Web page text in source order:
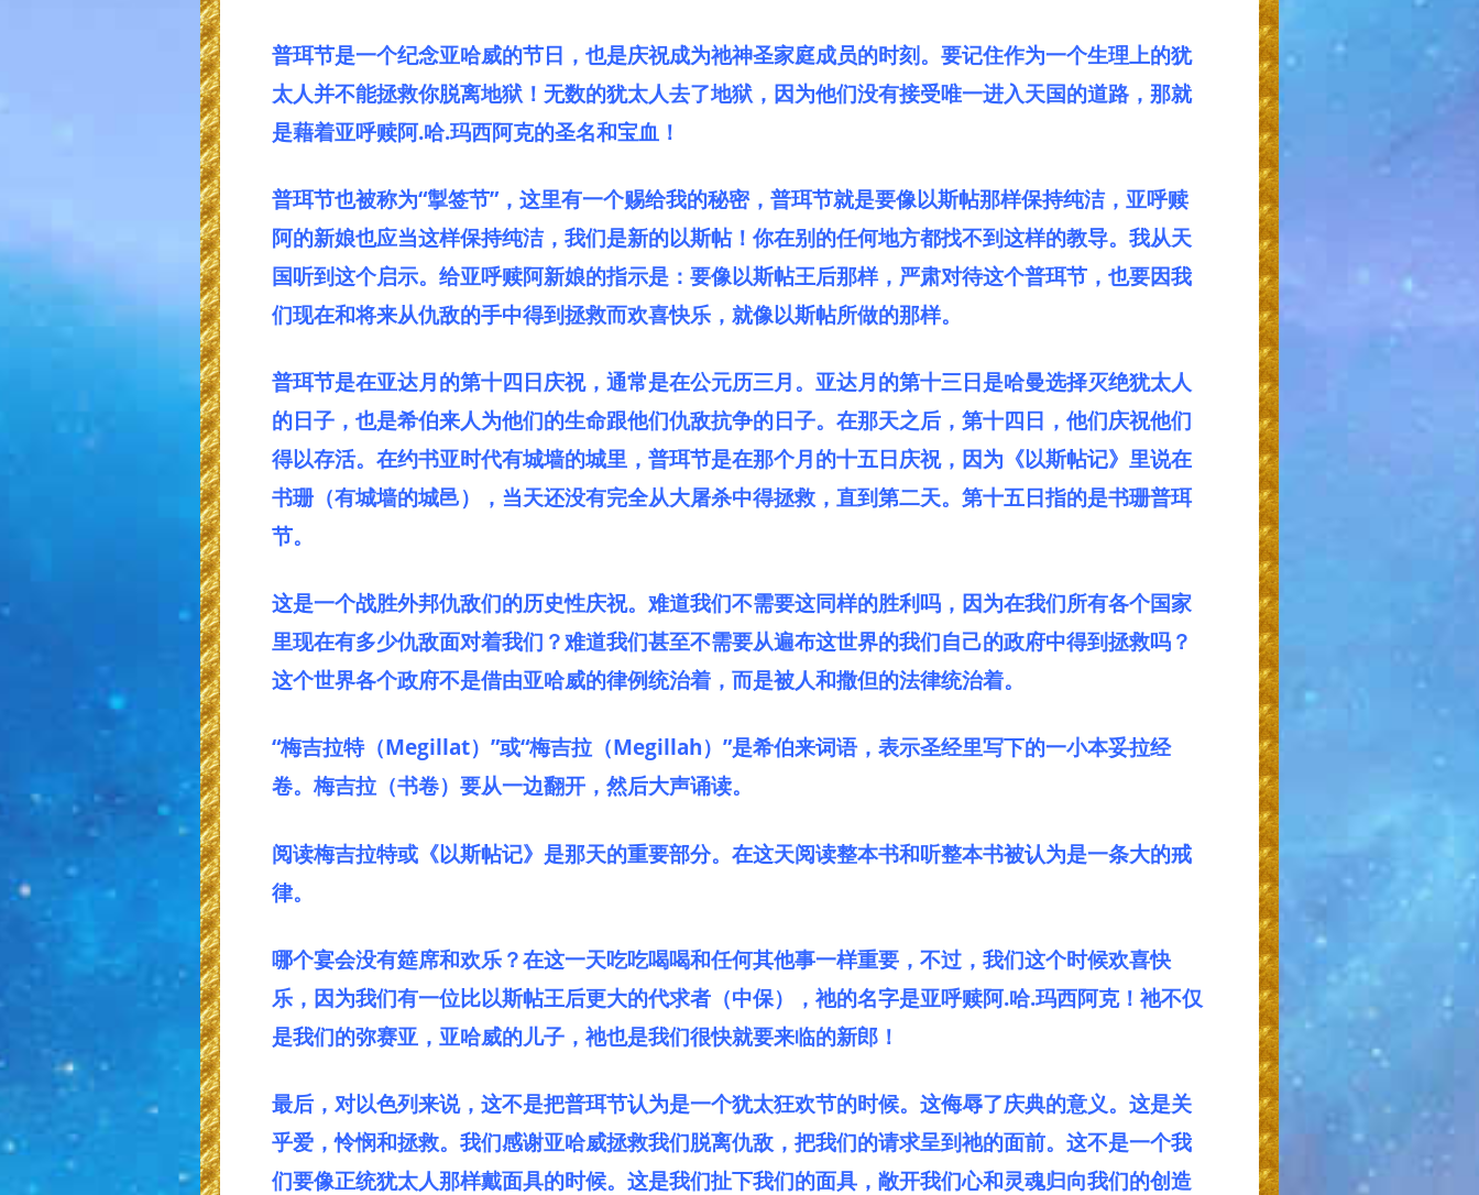
普珥节是一个纪念亚哈威的节日，也是庆祝成为祂神圣家庭成员的时刻。要记住作为一个生理上的犹
太人并不能拯救你脱离地狱！无数的犹太人去了地狱，因为他们没有接受唯一进入天国的道路，那就
是藉着亚呼赎阿.哈.玛西阿克的圣名和宝血！
普珥节也被称为“掣签节”，这里有一个赐给我的秘密，普珥节就是要像以斯帖那样保持纯洁，亚呼赎
阿的新娘也应当这样保持纯洁，我们是新的以斯帖！你在别的任何地方都找不到这样的教导。我从天
国听到这个启示。给亚呼赎阿新娘的指示是：要像以斯帖王后那样，严肃对待这个普珥节，也要因我
们现在和将来从仇敌的手中得到拯救而欢喜快乐，就像以斯帖所做的那样。
普珥节是在亚达月的第十四日庆祝，通常是在公元历三月。亚达月的第十三日是哈曼选择灭绝犹太人
的日子，也是希伯来人为他们的生命跟他们仇敌抗争的日子。在那天之后，第十四日，他们庆祝他们
得以存活。在约书亚时代有城墙的城里，普珥节是在那个月的十五日庆祝，因为《以斯帖记》里说在
书珊（有城墙的城邑），当天还没有完全从大屠杀中得拯救，直到第二天。第十五日指的是书珊普珥
节。
这是一个战胜外邦仇敌们的历史性庆祝。难道我们不需要这同样的胜利吗，因为在我们所有各个国家
里现在有多少仇敌面对着我们？难道我们甚至不需要从遍布这世界的我们自己的政府中得到拯救吗？
这个世界各个政府不是借由亚哈威的律例统治着，而是被人和撒但的法律统治着。
“梅吉拉特（Megillat）”或“梅吉拉（Megillah）”是希伯来词语，表示圣经里写下的一小本妥拉经
卷。梅吉拉（书卷）要从一边翻开，然后大声诵读。
阅读梅吉拉特或《以斯帖记》是那天的重要部分。在这天阅读整本书和听整本书被认为是一条大的戒
律。
哪个宴会没有筵席和欢乐？在这一天吃吃喝喝和任何其他事一样重要，不过，我们这个时候欢喜快
乐，因为我们有一位比以斯帖王后更大的代求者（中保），祂的名字是亚呼赎阿.哈.玛西阿克！祂不仅
是我们的弥赛亚，亚哈威的儿子，祂也是我们很快就要来临的新郎！
最后，对以色列来说，这不是把普珥节认为是一个犹太狂欢节的时候。这侮辱了庆典的意义。这是关
乎爱，怜悯和拯救。我们感谢亚哈威拯救我们脱离仇敌，把我们的请求呈到祂的面前。这不是一个我
们要像正统犹太人那样戴面具的时候。这是我们扯下我们的面具，敞开我们心和灵魂归向我们的创造